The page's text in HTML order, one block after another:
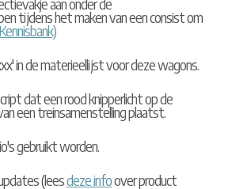
aan onder de
tijdens het maken van een consist om
in de materieellijst voor deze wagons.
dat een rood knipperlicht op de
een treinsamenstelling plaatst.
gebruikt worden.
(leesdeze infoover product